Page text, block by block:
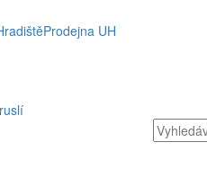
Prodejna UH